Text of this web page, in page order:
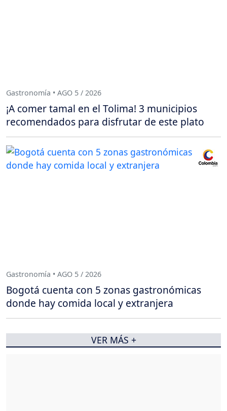
Gastronomía • AGO 5 / 2026
¡A comer tamal en el Tolima! 3 municipios
recomendados para disfrutar de este plato
Gastronomía • AGO 5 / 2026
Bogotá cuenta con 5 zonas gastronómicas
donde hay comida local y extranjera
VER MÁS +